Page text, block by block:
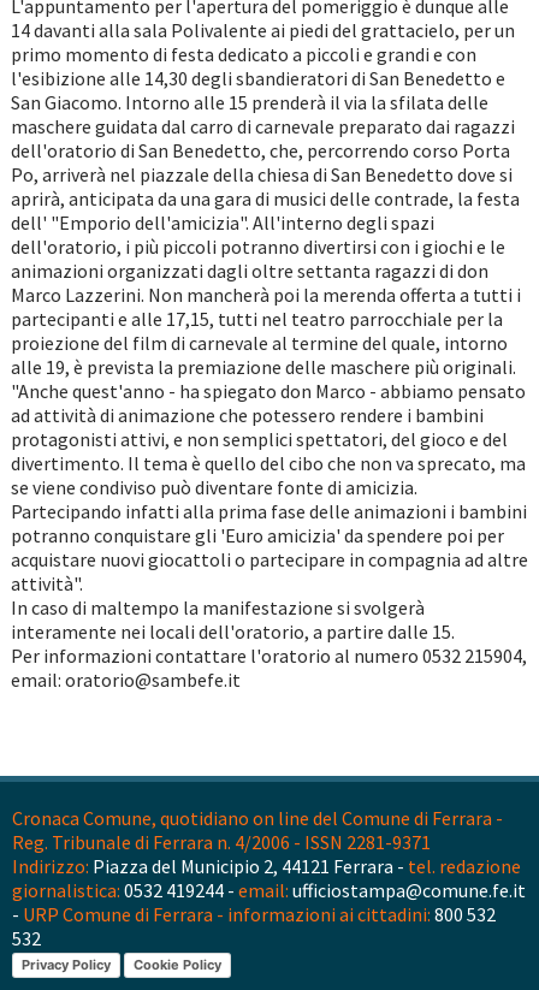
L'appuntamento per l'apertura del pomeriggio è dunque alle
14 davanti alla sala Polivalente ai piedi del grattacielo, per un
primo momento di festa dedicato a piccoli e grandi e con
l'esibizione alle 14,30 degli sbandieratori di San Benedetto e
San Giacomo. Intorno alle 15 prenderà il via la sfilata delle
maschere guidata dal carro di carnevale preparato dai ragazzi
dell'oratorio di San Benedetto, che, percorrendo corso Porta
Po, arriverà nel piazzale della chiesa di San Benedetto dove si
aprirà, anticipata da una gara di musici delle contrade, la festa
dell' "Emporio dell'amicizia". All'interno degli spazi
dell'oratorio, i più piccoli potranno divertirsi con i giochi e le
animazioni organizzati dagli oltre settanta ragazzi di don
Marco Lazzerini. Non mancherà poi la merenda offerta a tutti i
partecipanti e alle 17,15, tutti nel teatro parrocchiale per la
proiezione del film di carnevale al termine del quale, intorno
alle 19, è prevista la premiazione delle maschere più originali.
"Anche quest'anno - ha spiegato don Marco - abbiamo pensato
ad attività di animazione che potessero rendere i bambini
protagonisti attivi, e non semplici spettatori, del gioco e del
divertimento. Il tema è quello del cibo che non va sprecato, ma
se viene condiviso può diventare fonte di amicizia.
Partecipando infatti alla prima fase delle animazioni i bambini
potranno conquistare gli 'Euro amicizia' da spendere poi per
acquistare nuovi giocattoli o partecipare in compagnia ad altre
attività".
In caso di maltempo la manifestazione si svolgerà
interamente nei locali dell'oratorio, a partire dalle 15.
Per informazioni contattare l'oratorio al numero 0532 215904,
email: oratorio@sambefe.it
Cronaca Comune, quotidiano on line del Comune di Ferrara -
Reg. Tribunale di Ferrara n. 4/2006 - ISSN 2281-9371
Indirizzo: Piazza del Municipio 2, 44121 Ferrara - tel. redazione
giornalistica: 0532 419244 - email: ufficiostampa@comune.fe.it
- URP Comune di Ferrara - informazioni ai cittadini: 800 532
532
Privacy Policy Cookie Policy